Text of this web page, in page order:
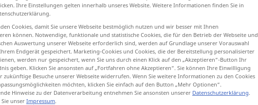
Ihre Einstellungen gelten innerhalb unseres Website. Weitere Informationen finden Sie in
Cookies, damit Sie unsere Webseite bestmöglich nutzen und wir besser mit Ihnen
können. Notwendige, funktionale und statistische Cookies, die für den Betrieb der Webseite und
Auswertung unserer Webseite erforderlich sind, werden auf Grundlage unserer Vorauswahl
Endgerät gespeichert. Marketing-Cookies und Cookies, die der Bereitstellung personalisierter
werden nur gespeichert, wenn Sie uns durch einen Klick auf den „Akzeptieren“-Button Ihr
geben. Klicken Sie ansonsten auf „Fortfahren ohne Akzeptieren“. Sie können Ihre Einwilligung
zukünftige Besuche unserer Webseite widerrufen. Wenn Sie weitere Informationen zu den Cookies
möchten, klicken Sie einfach auf den Button „Mehr Optionen“.
Hinweise zu der Datenverarbeitung entnehmen Sie ansonsten unserer Datenschutzerklärung.
unser Impressum.